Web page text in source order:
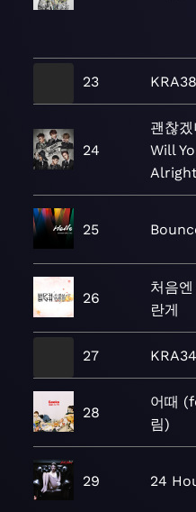
23
24
괜찮겠
Will
25
26
처음
란게
27
28
어때
림)
29 24